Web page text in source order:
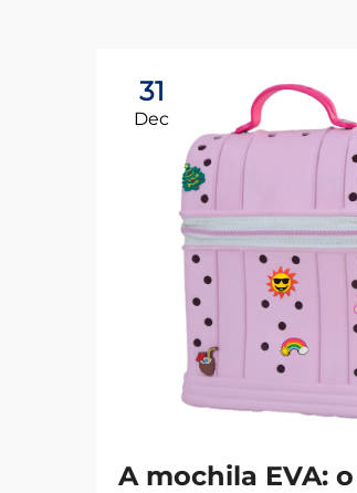
31
Dec
A mochila EVA: